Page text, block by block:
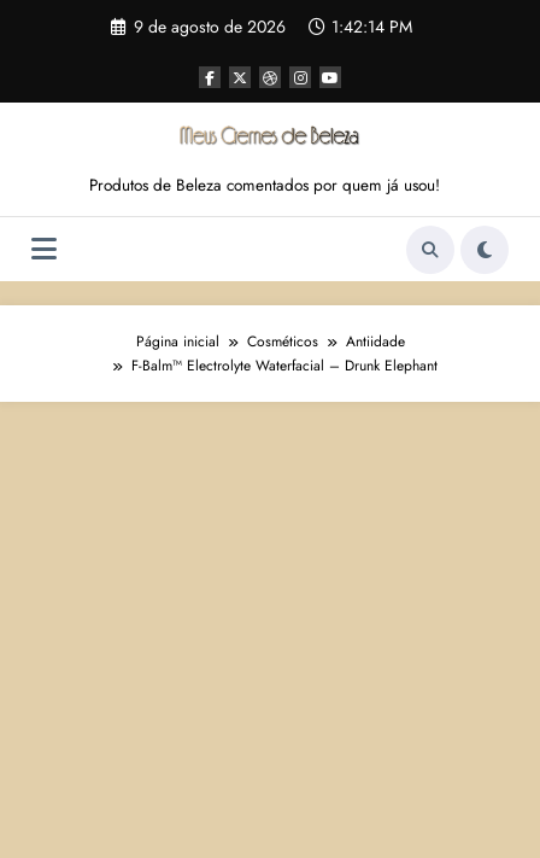
9 de agosto de 2026 1:42:15 PM
Produtos de Beleza comentados por quem já usou!
Página inicial Cosméticos
Antiidade
F-Balm™ Electrolyte Waterfacial – Drunk Elephant